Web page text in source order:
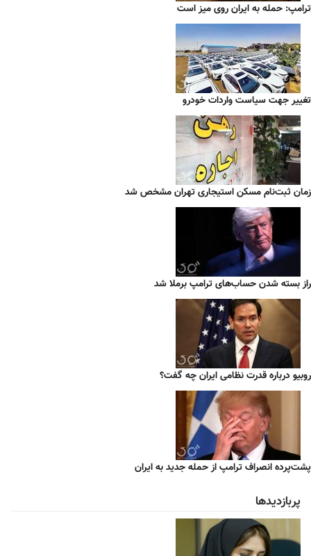
ترامپ: حمله به ایران روی میز است
تغییر جهت سیاست واردات خودرو
زمان ثبت‌نام مسکن استیجاری تهران مشخص شد
راز بسته شدن حساب‌های ترامپ برملا شد
روبیو درباره قدرت نظامی ایران چه گفت؟
پشت‌پرده انصراف ترامپ از حمله جدید به ایران
پربازدیدها